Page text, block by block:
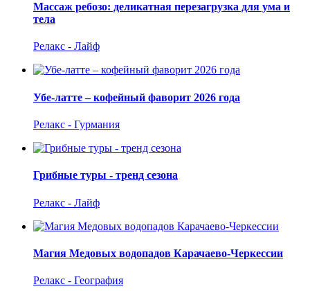
Массаж ребозо: деликатная перезагрузка для ума и
тела
Релакс - Лайф
Убе-латте – кофейный фаворит 2026 года
Релакс - Гурмания
Грибные туры - тренд сезона
Релакс - Лайф
Магия Медовых водопадов Карачаево-Черкессии
Релакс - География